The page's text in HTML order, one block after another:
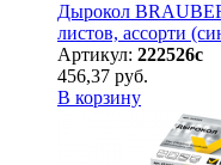
Дырокол
листов, ассорти
Артикул: 222526с
456,37 руб.
В корзину